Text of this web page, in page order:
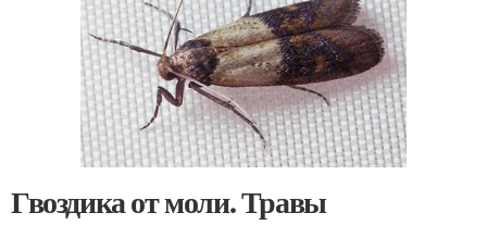
Гвоздика от моли. Травы